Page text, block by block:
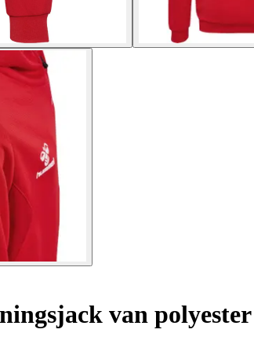
van